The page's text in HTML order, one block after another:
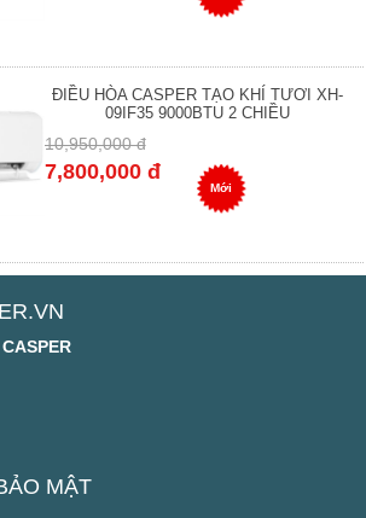
ĐIỀU HÒA CASPER TẠO KHÍ TƯƠI XH-
09IF35 9000BTU 2 CHIỀU
10,950,000 đ
7,800,000 đ
Mới
MẬT